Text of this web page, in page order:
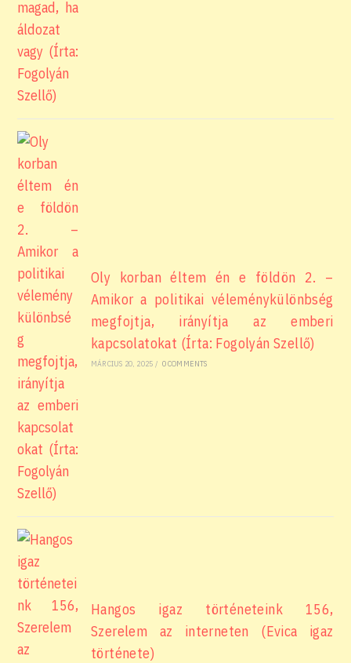
Oly korban éltem én e földön 2. –
Amikor a politikai véleménykülönbség
megfojtja, irányítja az emberi
kapcsolatokat (Írta: Fogolyán Szellő)
MÁRCIUS 20, 2025 / 0 COMMENTS
Hangos igaz történeteink 156,
Szerelem az interneten (Evica igaz
története)